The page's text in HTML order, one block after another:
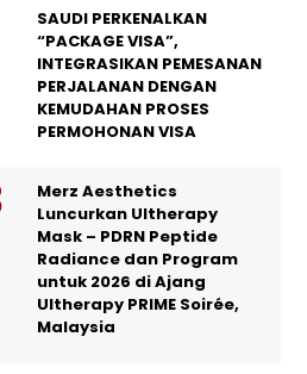
SAUDI PERKENALKAN
“PACKAGE VISA”,
INTEGRASIKAN PEMESANAN
PERJALANAN DENGAN
KEMUDAHAN PROSES
PERMOHONAN VISA
Merz Aesthetics
Luncurkan Ultherapy
Mask – PDRN Peptide
Radiance dan Program
untuk 2026 di Ajang
Ultherapy PRIME Soirée,
Malaysia